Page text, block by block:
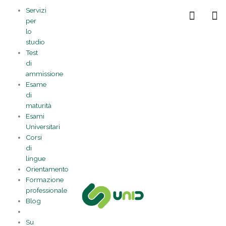
contenuto
Servizi
per
lo
studio
Test
di
ammissione
Esame
di
maturità
Esami
Universitari
Corsi
di
lingue
Orientamento
Formazione
professionale
Blog
Su